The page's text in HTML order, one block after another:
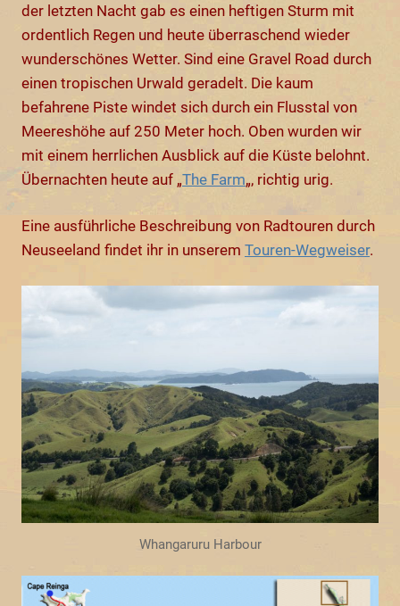
der letzten Nacht gab es einen heftigen Sturm mit
ordentlich Regen und heute überraschend wieder
wunderschönes Wetter. Sind eine Gravel Road durch
einen tropischen Urwald geradelt. Die kaum
befahrene Piste windet sich durch ein Flusstal von
Meereshöhe auf 250 Meter hoch. Oben wurden wir
mit einem herrlichen Ausblick auf die Küste belohnt.
Übernachten heute auf „The Farm„, richtig urig.
Eine ausführliche Beschreibung von Radtouren durch
Neuseeland findet ihr in unserem Touren-Wegweiser.
Whangaruru Harbour